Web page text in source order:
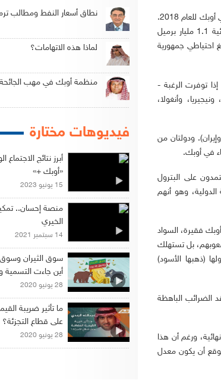
بمقارنة احتياطي وإنتاج البترول في السودان باحتياطي وإنتاج بعض الدول الإفريقية الأعضاء في أوبك للعام 2018.
نجد أنها متقاربة مع احتياطي وإنتاج السودان كالتالي: يبلغ احتياطي البترول في غينيا الاستوائية 1.1 مليار برميل
برميل وإنتاجها 194 ألف برميل. ويبلغ احتياطي جمهورية
توفرت الرغبة -
وأنغولا،
ودولتان من
في أوبك.
على البترول
وهو أنهم
فقيرة، السواد
بل تستهلك
(ذهبها الأسود)
الضرائب الباهظة
ورغم أن هذا
أن يكون معدل
نطاق أسعار النفط ومطالب
لماذا هذه الاتهامات؟
منظمة أوبك في مهب الجائحة
فيديوهات مختارة
أبرز نتائج الاجتماع
«أوبك +»
15 يونيو 2023
منصة إحسان..
الخيري
14 سبتمبر 2021
سوق الثيران وسوق
أين جاءت التسمية
28 يونيو 2020
ما تأثير ضريبة
على قطاع التجزئة؟
28 يونيو 2020